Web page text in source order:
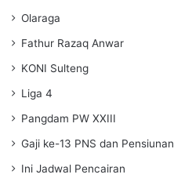
Olaraga
Fathur Razaq Anwar
KONI Sulteng
Liga 4
Pangdam PW XXIII
Gaji ke-13 PNS dan Pensiunan
Ini Jadwal Pencairan